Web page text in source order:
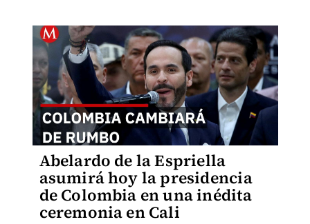
Abelardo de la Espriella
asumirá hoy la presidencia
de Colombia en una inédita
ceremonia en Cali